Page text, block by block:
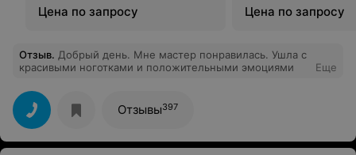
Цена по запросу
Цена по запросу
Отзыв. Добрый день. Мне мастер понравилась. Ушла с
красивыми ноготками и положительными эмоциями
Еще
Отзывы397